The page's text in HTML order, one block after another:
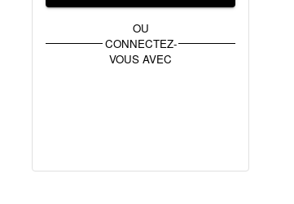
OU
CONNECTEZ-
VOUS AVEC